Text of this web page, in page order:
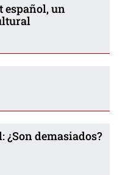
español, un
¿Son demasiados?